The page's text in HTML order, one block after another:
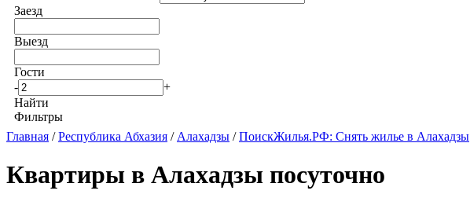
Заезд
Выезд
Гости
-
+
Найти
Фильтры
Главная /Республика Абхазия / Алахадзы /ПоискЖилья.РФ: Снять жилье в Алахадзы
Квартиры в Алахадзы посуточно